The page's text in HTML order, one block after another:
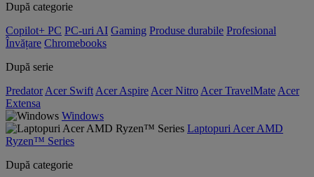
După categorie
Copilot+ PC PC-uri AI Gaming Produse durabile Profesional
Învățare Chromebooks
După serie
Predator Acer Swift Acer Aspire Acer Nitro Acer TravelMate Acer
Extensa
Windows
Laptopuri Acer AMD
Ryzen™ Series
După categorie